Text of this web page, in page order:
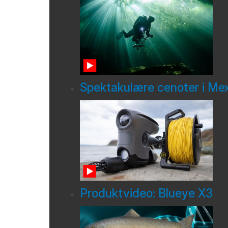
Spektakulære cenoter i
Produktvideo: Blueye X3